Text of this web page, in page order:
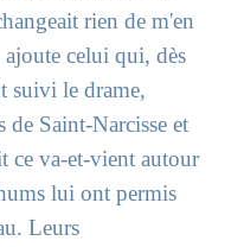
rien de m'en
celui qui, dès
suivi le drame,
de Saint-Narcisse et
ce va-et-vient autour
lui ont permis
Leurs